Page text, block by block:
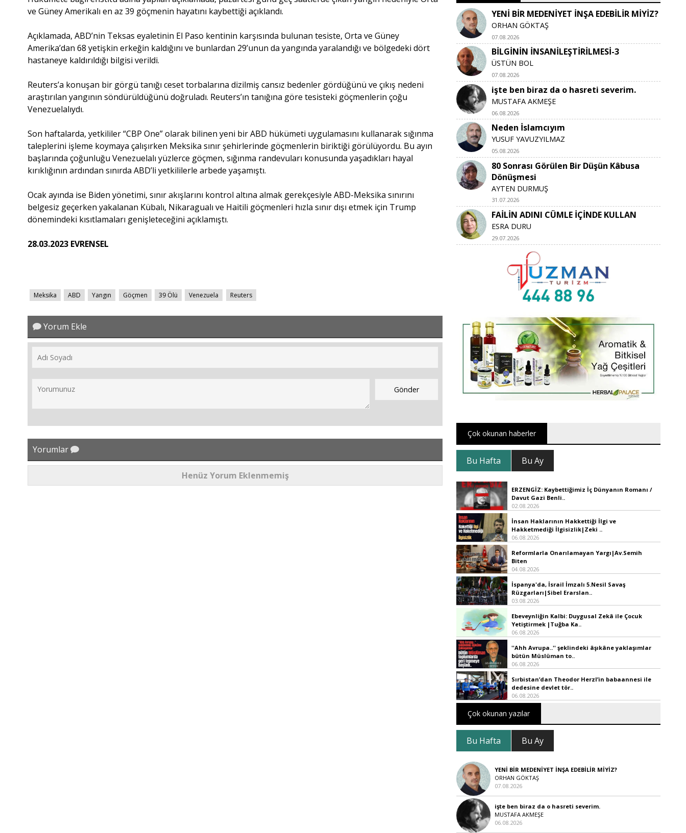
ve Güney Amerikalı en az 39 göçmenin hayatını kaybettiği açıklandı.
Açıklamada, ABD’nin Teksas eyaletinin El Paso kentinin karşısında bulunan tesiste, Orta ve Güney
Amerika’dan 68 yetişkin erkeğin kaldığını ve bunlardan 29’unun da yangında yaralandığı ve bölgedeki dört
hastaneye kaldırıldığı bilgisi verildi.
Reuters’a konuşan bir görgü tanığı ceset torbalarına dizilmiş cansız bedenler gördüğünü ve çıkış nedeni
araştırılan yangının söndürüldüğünü doğruladı. Reuters’ın tanığına göre tesisteki göçmenlerin çoğu
Venezuelalıydı.
Son haftalarda, yetkililer “CBP One” olarak bilinen yeni bir ABD hükümeti uygulamasını kullanarak sığınma
taleplerini işleme koymaya çalışırken Meksika sınır şehirlerinde göçmenlerin biriktiği görülüyordu. Bu ayın
başlarında çoğunluğu Venezuelalı yüzlerce göçmen, sığınma randevuları konusunda yaşadıkları hayal
kırıklığının ardından sınırda ABD’li yetkililerle arbede yaşamıştı.
Ocak ayında ise Biden yönetimi, sınır akışlarını kontrol altına almak gerekçesiyle ABD-Meksika sınırını
belgesiz geçerken yakalanan Kübalı, Nikaragualı ve Haitili göçmenleri hızla sınır dışı etmek için Trump
dönemindeki kısıtlamaları genişleteceğini açıklamıştı.
28.03.2023 EVRENSEL
Meksika ABD Yangın Göçmen 39 Ölü Venezuela Reuters
Yorum Ekle
Yorumlar
Henüz Yorum Eklenmemiş
YENİ BİR MEDENİYET İNŞA EDEBİLİR MİYİZ?
ORHAN GÖKTAŞ
07.08.2026
BİLGİNİN İNSANİLEŞTİRİLMESİ-3
ÜSTÜN BOL
07.08.2026
işte ben biraz da o hasreti severim.
MUSTAFA AKMEŞE
06.08.2026
Neden İslamcıyım
YUSUF YAVUZYILMAZ
05.08.2026
80 Sonrası Görülen Bir Düşün Kâbusa
Dönüşmesi
AYTEN DURMUŞ
31.07.2026
FAİLİN ADINI CÜMLE İÇİNDE KULLAN
ESRA DURU
29.07.2026
Çok okunan haberler
Bu Hafta Bu Ay
ERZENGİZ: Kaybettiğimiz İç Dünyanın Romanı /
Davut Gazi Benli..
02.08.2026
İnsan Haklarının Hakkettiği İlgi ve
Hakketmediği İlgisizlik|Zeki ..
06.08.2026
Reformlarla Onarılamayan Yargı|Av.Semih
Biten
04.08.2026
İspanya'da, İsrail İmzalı 5.Nesil Savaş
Rüzgarları|Sibel Erarslan..
03.08.2026
Ebeveynliğin Kalbi: Duygusal Zekâ ile Çocuk
Yetiştirmek |Tuğba Ka..
06.08.2026
''Ahh Avrupa..'' şeklindeki âşıkâne yaklaşımlar
bütün Müslüman to..
06.08.2026
Sırbistan’dan Theodor Herzl’in babaannesi ile
dedesine devlet tör..
06.08.2026
Çok okunan yazılar
Bu Hafta Bu Ay
YENİ BİR MEDENİYET İNŞA EDEBİLİR MİYİZ?
ORHAN GÖKTAŞ
07.08.2026
işte ben biraz da o hasreti severim.
MUSTAFA AKMEŞE
06.08.2026